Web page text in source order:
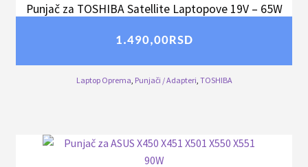
Punjač za TOSHIBA Satellite Laptopove 19V – 65W
1.490,00RSD
Laptop Oprema, Punjači / Adapteri, TOSHIBA